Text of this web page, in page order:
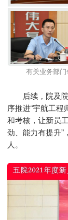
有关业务部
后续，院及
序推进“宇航工程
和考核，让新员
劲、能力有提升”
人。